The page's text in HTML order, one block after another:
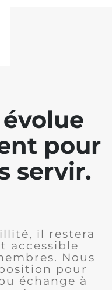
pour
servir.
il restera
accessible
Nous
pour
échange à